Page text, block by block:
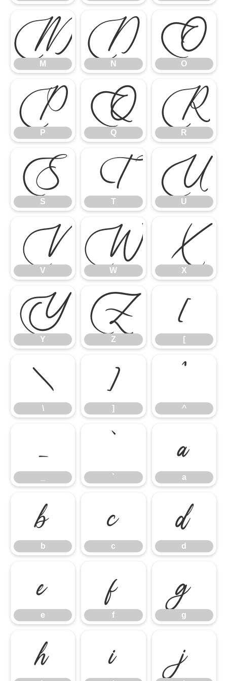
M
M
N
N
O
O
P
P
Q
Q
R
R
S
S
T
T
U
U
V
V
W
W
X
X
Y
Y
Z
Z
[
[
\
\
]
]
^
^
_ `
`
a
a
b
b
c
c
d
d
e
e
f
f
g
g
h i j